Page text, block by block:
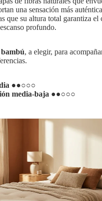
una sensación más
que su altura total garantiza el
profundo.
, a elegir, para
●●○○○
media-baja ●●○○○